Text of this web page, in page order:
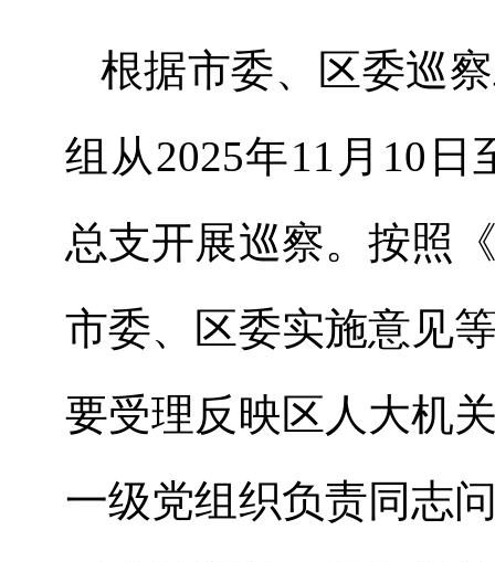
根据市委、区委巡
组从2025年11 月 10 日
总支开展巡察。按照
市委、区委实施意见
要受理反映区人大机
一级党组织负责同志